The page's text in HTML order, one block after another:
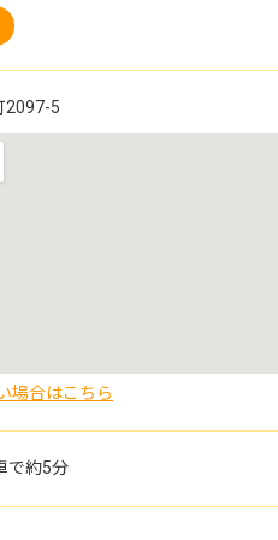
2097-5
場合はこちら
で約5分